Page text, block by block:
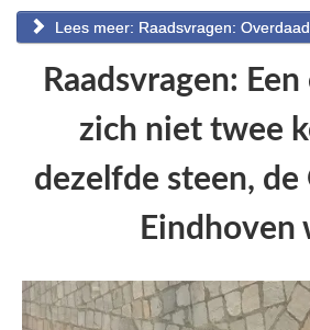
Lees meer: Raadsvragen:
Raadsvragen:
zich niet twee
dezelfde steen, de
Eindhoven